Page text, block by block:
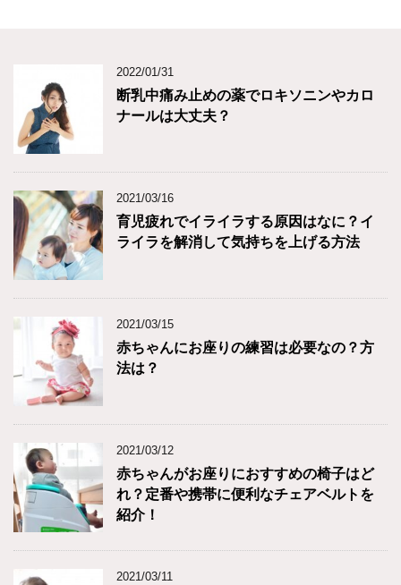
2022/01/31
断乳中痛み止めの薬でロキソニンやカロ
ナールは大丈夫？
2021/03/16
育児疲れでイライラする原因はなに？イ
ライラを解消して気持ちを上げる方法
2021/03/15
赤ちゃんにお座りの練習は必要なの？方
法は？
2021/03/12
赤ちゃんがお座りにおすすめの椅子はど
れ？定番や携帯に便利なチェアベルトを
紹介！
2021/03/11